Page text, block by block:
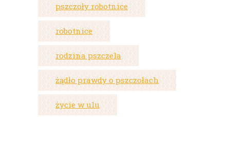
pszczoły robotnice
robotnice
rodzina pszczela
żądło prawdy o pszczołach
życie w ulu